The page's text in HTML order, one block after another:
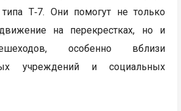
Т‑7. Они помогут не только
на перекрестках, но и
особенно вблизи
учреждений и социальных